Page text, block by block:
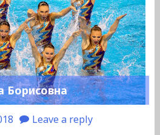
Борисовна
Leave a reply